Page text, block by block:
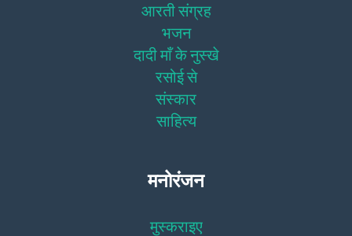
आरती संग्रह
भजन
दादी माँ के नुस्खे
रसोई से
संस्कार
साहित्य
मनोरंजन
मुस्कराइए